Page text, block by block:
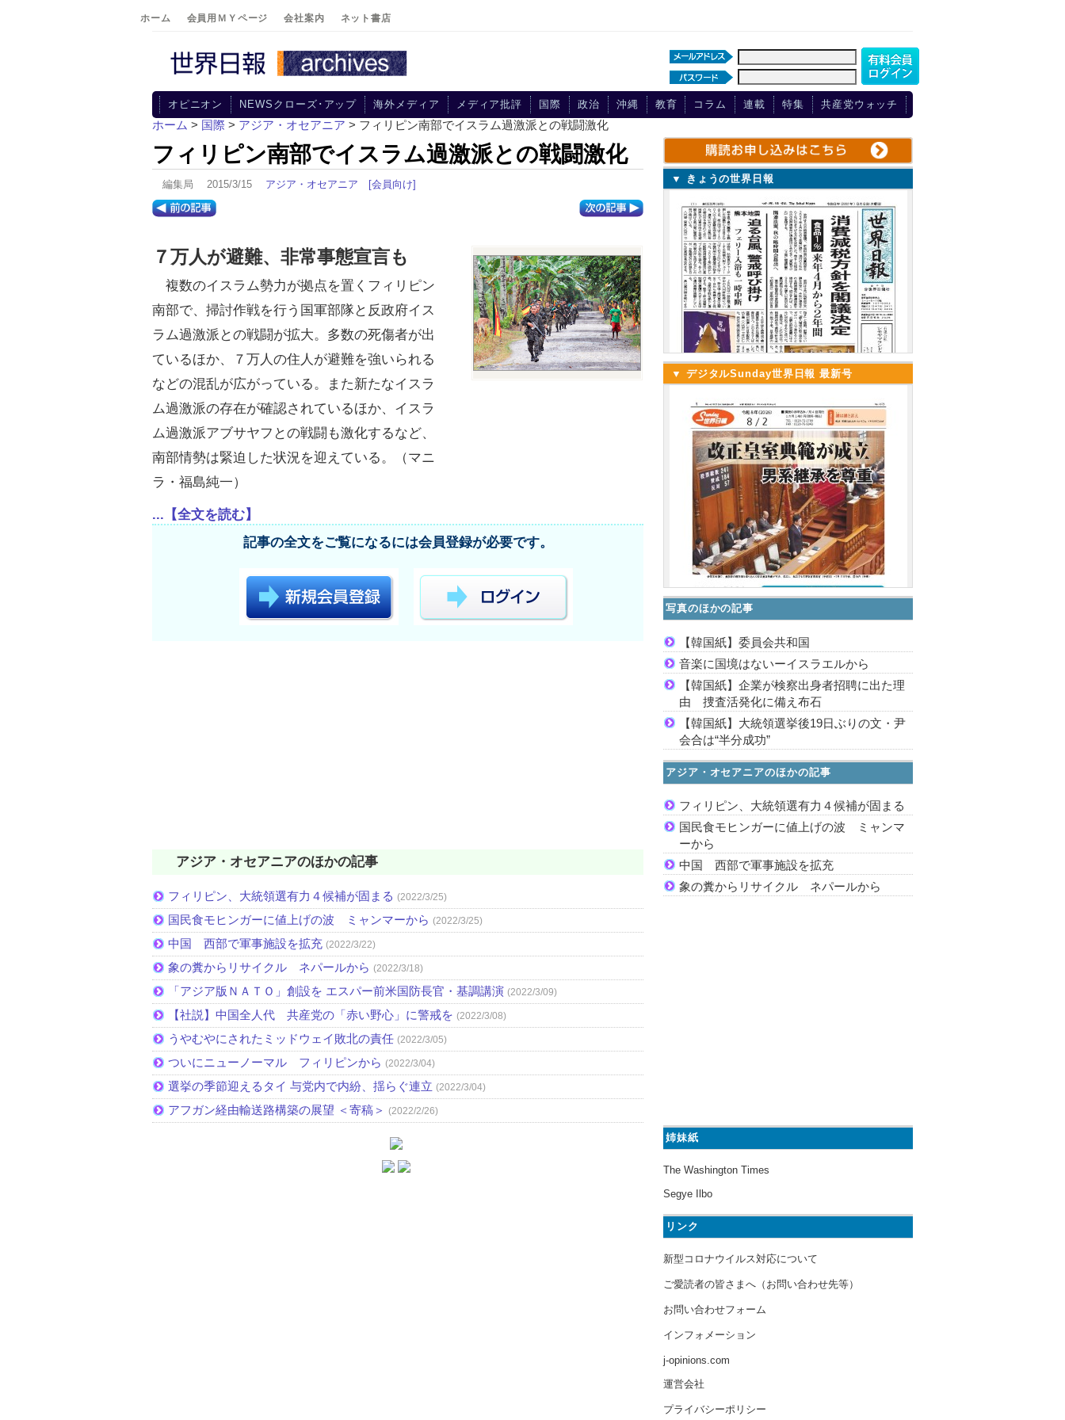
ホーム 会員用ＭＹページ 会社案内 ネット書店
オピニオン NEWSクローズ･アップ 海外メディア メディア批評 国際 政治 沖縄 教育 コラム 連載 特集 共産党ウォッチ
ホーム > 国際 > アジア・オセアニア > フィリピン南部でイスラム過激派との戦闘激化
フィリピン南部でイスラム過激派との戦闘激化
編集局 2015/3/15 アジア・オセアニア [会員向け]
７万人が避難、非常事態宣言も
複数のイスラム勢力が拠点を置くフィリピン
南部で、掃討作戦を行う国軍部隊と反政府イス
ラム過激派との戦闘が拡大。多数の死傷者が出
ているほか、７万人の住人が避難を強いられる
などの混乱が広がっている。また新たなイスラ
ム過激派の存在が確認されているほか、イスラ
ム過激派アブサヤフとの戦闘も激化するなど、
南部情勢は緊迫した状況を迎えている。（マニ
ラ・福島純一）
...【全文を読む】
記事の全文をご覧になるには会員登録が必要です。
アジア・オセアニアのほかの記事
フィリピン、大統領選有力４候補が固まる (2022/3/25)
国民食モヒンガーに値上げの波 ミャンマーから (2022/3/25)
中国 西部で軍事施設を拡充 (2022/3/22)
象の糞からリサイクル ネパールから (2022/3/18)
「アジア版ＮＡＴＯ」創設を エスパー前米国防長官・基調講演 (2022/3/09)
【社説】中国全人代 共産党の「赤い野心」に警戒を (2022/3/08)
うやむやにされたミッドウェイ敗北の責任 (2022/3/05)
ついにニューノーマル フィリピンから (2022/3/04)
選挙の季節迎えるタイ 与党内で内紛、揺らぐ連立 (2022/3/04)
アフガン経由輸送路構築の展望 ＜寄稿＞ (2022/2/26)
▼ きょうの世界日報
▼ デジタルSunday世界日報 最新号
写真のほかの記事
【韓国紙】委員会共和国
音楽に国境はないーイスラエルから
【韓国紙】企業が検察出身者招聘に出た理
由 捜査活発化に備え布石
【韓国紙】大統領選挙後19日ぶりの文・尹
会合は“半分成功”
アジア・オセアニアのほかの記事
フィリピン、大統領選有力４候補が固まる
国民食モヒンガーに値上げの波 ミャンマ
ーから
中国 西部で軍事施設を拡充
象の糞からリサイクル ネパールから
姉妹紙
The Washington Times
Segye Ilbo
リンク
新型コロナウイルス対応について
ご愛読者の皆さまへ（お問い合わせ先等）
お問い合わせフォーム
インフォメーション
j-opinions.com
運営会社
プライバシーポリシー